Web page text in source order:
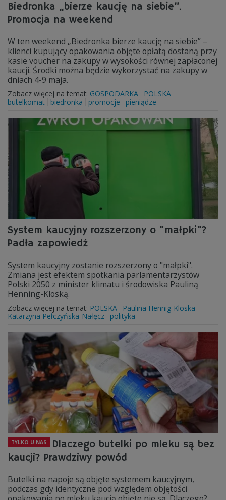
Biedronka „bierze kaucję na siebie”.
Promocja na weekend
W ten weekend „Biedronka bierze kaucję na siebie” –
klienci kupujący opakowania objęte opłatą dostaną przy
kasie voucher na zakupy w wysokości równej zapłaconej
kaucji. Środki można będzie wykorzystać na zakupy w
dniach 4-9 maja.
Zobacz więcej na temat: GOSPODARKA
POLSKA
butelkomat
biedronka promocje pieniądze
System kaucyjny rozszerzony o "małpki"?
Padła zapowiedź
System kaucyjny zostanie rozszerzony o "małpki".
Zmiana jest efektem spotkania parlamentarzystów
Polski 2050 z minister klimatu i środowiska Pauliną
Henning-Kloską.
Zobacz więcej na temat: POLSKA
Paulina Hennig-Kloska
Katarzyna Pełczyńska-Nałęcz
polityka
TYLKO U NAS
Dlaczego butelki po mleku są bez
kaucji? Prawdziwy powód
Butelki na napoje są objęte systemem kaucyjnym,
podczas gdy identyczne pod względem objętości